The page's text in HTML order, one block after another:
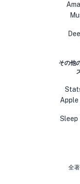
その他
Apple
Sleep
全